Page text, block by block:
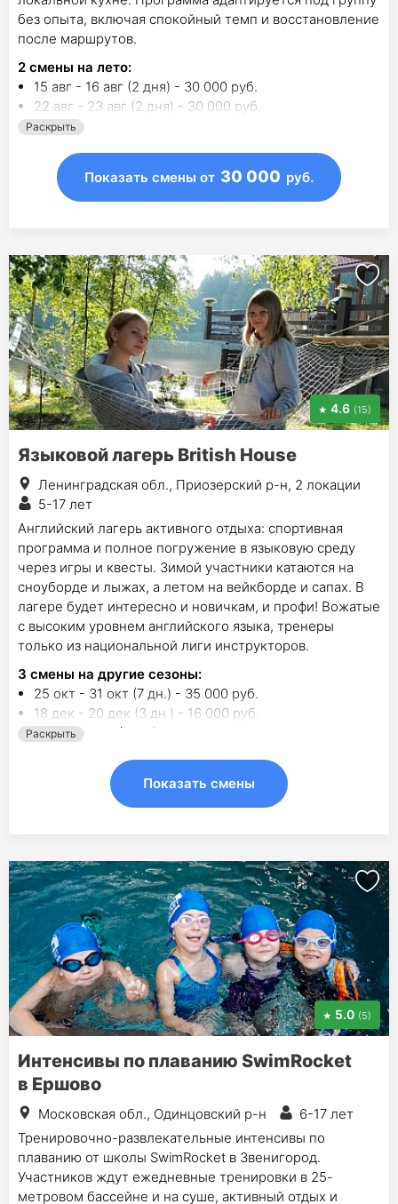
без опыта, включая спокойный темп и восстановление
после маршрутов.
2 смены на лето:
15 авг - 16 авг (2 дня) - 30 000 руб.
22 авг - 23 авг (2 дня) - 30 000 руб.
Раскрыть
Показать смены от 30 000 руб.
4.6 (15)
Языковой лагерь British House
Ленинградская обл., Приозерский р-н, 2 локации
5-17 лет
Английский лагерь активного отдыха: спортивная
программа и полное погружение в языковую среду
через игры и квесты. Зимой участники катаются на
сноуборде и лыжах, а летом на вейкборде и сапах. В
лагере будет интересно и новичкам, и профи! Вожатые
с высоким уровнем английского языка, тренеры
только из национальной лиги инструкторов.
3 смены на другие сезоны:
25 окт - 31 окт (7 дн.) - 35 000 руб.
18 дек - 20 дек (3 дн.) - 16 000 руб.
3 янв - 9 янв (7 дн.) - 35 000 руб.
Раскрыть
Показать смены
5.0 (5)
Интенсивы по плаванию SwimRocket
в Ершово
Московская обл., Одинцовский р-н
6-17 лет
Тренировочно-развлекательные интенсивы по
плаванию от школы SwimRocket в Звенигород.
Участников ждут ежедневные тренировки в 25-
метровом бассейне и на суше, активный отдых и